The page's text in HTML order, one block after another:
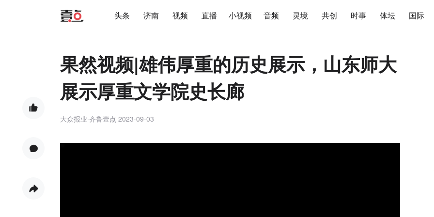
头条 济南 视频 直播 小视频 音频 灵境 共创 时事 体坛 国际
果然视频|雄伟厚重的历史展示，山东师大
展示厚重文学院史长廊
大众报业·齐鲁壹点 2023-09-03